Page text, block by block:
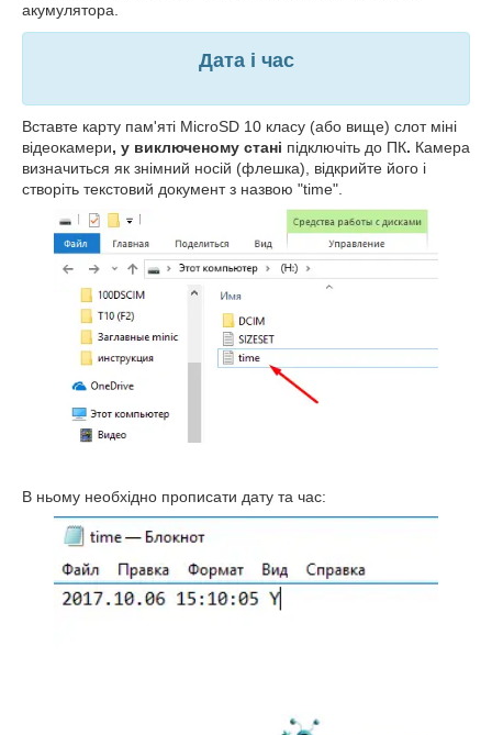
акумулятора.
Дата і час
Вставте карту пам'яті MicroSD 10 класу (або вище) слот міні
відеокамери, у виключеному стані підключіть до ПК. Камера
визначиться як знімний носій (флешка), відкрийте його і
створіть текстовий документ з назвою "time".
В ньому необхідно прописати дату та час: